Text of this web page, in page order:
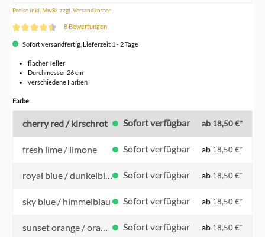
Preise inkl. MwSt. zzgl. Versandkosten
8 Bewertungen
Sofort versandfertig, Lieferzeit 1 - 2 Tage
flacher Teller
Durchmesser 26 cm
verschiedene Farben
Farbeauswählen
cherry red / kirschrot Sofort verfügbar ab 18,50 €*
fresh lime / limone Sofort verfügbar ab 18,50 €*
royal blue / dunkelblau Sofort verfügbar ab 18,50 €*
sky blue / himmelblau Sofort verfügbar ab 18,50 €*
sunset orange / orange Sofort verfügbar ab 18,50 €*